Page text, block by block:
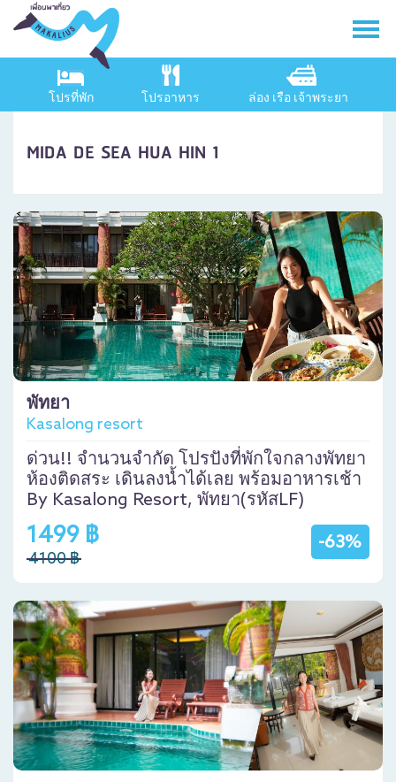
โปรที่พัก โปรอาหาร ล่อง เรือ เจ้าพระยา
MIDA DE SEA HUA HIN 1
พัทยา
Kasalong resort
ด่วน!! จำนวนจำกัด โปรปังที่พักใจกลางพัทยา
ห้องติดสระ เดินลงน้ำได้เลย พร้อมอาหารเช้า
By Kasalong Resort, พัทยา(รหัสLF)
-63%
1499 ฿
4100 ฿